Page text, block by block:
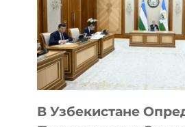
В Узбекистане